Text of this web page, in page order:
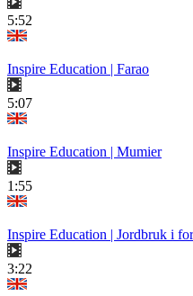
5:52
Inspire Education | Farao
5:07
Inspire Education | Mumier
1:55
Inspire Education | Jordbruk i
3:22